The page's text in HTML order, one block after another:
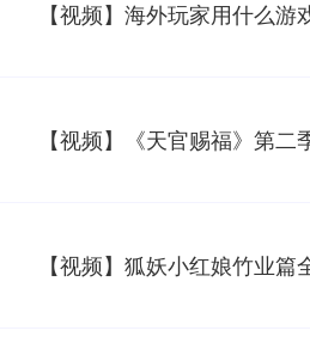
【视频】海外玩家用什么游
【视频】《天官赐福》第
【视频】狐妖小红娘竹业